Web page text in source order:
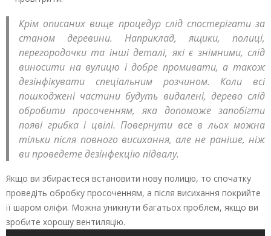
Крім описаних вище процедур слід спостерігати за
станом деревини. Наприклад, ящики, полиці,
перегородочки та інші деталі, які є знімними, слід
виносити на вулицю і добре промивати, а також
дезінфікувати спеціальним розчином. Коли всі
пошкоджені частини будуть видалені, дерево слід
обробити просоченням, яка допоможе запобігти
появі грибка і цвілі. Повернути все в льох можна
тільки після повного висихання, але не раніше, ніж
ви проведете дезінфекцію підвалу.
Якщо ви збираєтеся встановити нову полицю, то спочатку
проведіть обробку просоченням, а після висихання покрийте
її шаром оліфи. Можна уникнути багатьох проблем, якщо ви
зробите хорошу вентиляцію.